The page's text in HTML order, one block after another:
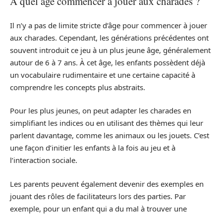
Il n’y a pas de limite stricte d’âge pour commencer à jouer
aux charades. Cependant, les générations précédentes ont
souvent introduit ce jeu à un plus jeune âge, généralement
autour de 6 à 7 ans. À cet âge, les enfants possèdent déjà
un vocabulaire rudimentaire et une certaine capacité à
comprendre les concepts plus abstraits.
Pour les plus jeunes, on peut adapter les charades en
simplifiant les indices ou en utilisant des thèmes qui leur
parlent davantage, comme les animaux ou les jouets. C’est
une façon d’initier les enfants à la fois au jeu et à
l’interaction sociale.
Les parents peuvent également devenir des exemples en
jouant des rôles de facilitateurs lors des parties. Par
exemple, pour un enfant qui a du mal à trouver une